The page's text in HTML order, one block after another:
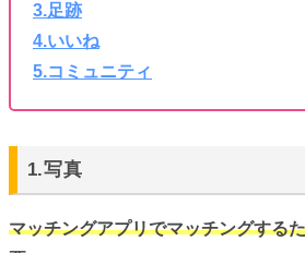
3.足跡
4.いいね
5.コミュニティ
1.写真
マッチングアプリでマッチングする